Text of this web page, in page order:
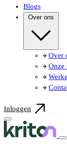
Blogs
Over ons
Over
Onze
Inloggen